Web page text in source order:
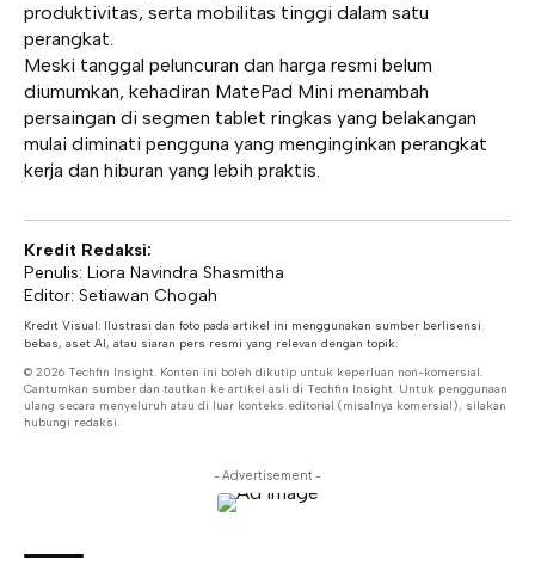
produktivitas, serta mobilitas tinggi dalam satu
perangkat.
Meski tanggal peluncuran dan harga resmi belum
diumumkan, kehadiran MatePad Mini menambah
persaingan di segmen tablet ringkas yang belakangan
mulai diminati pengguna yang menginginkan perangkat
kerja dan hiburan yang lebih praktis.
Kredit Redaksi:
Penulis: Liora Navindra Shasmitha
Editor: Setiawan Chogah
Kredit Visual: Ilustrasi dan foto pada artikel ini menggunakan sumber berlisensi
bebas, aset AI, atau siaran pers resmi yang relevan dengan topik.
© 2026 Techfin Insight. Konten ini boleh dikutip untuk keperluan non-komersial.
Cantumkan sumber dan tautkan ke artikel asli di Techfin Insight. Untuk penggunaan
ulang secara menyeluruh atau di luar konteks editorial (misalnya komersial), silakan
hubungi redaksi.
- Advertisement -